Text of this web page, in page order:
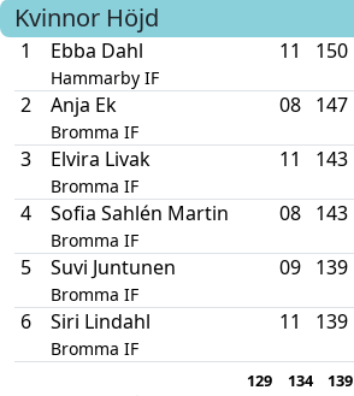
Kvinnor Höjd
1
Ebba Dahl
Hammarby IF
11 150
2 Anja Ek
Bromma IF
08 147
3 Elvira Livak
Bromma IF
11 143
4 Sofia Sahlén Martin
Bromma IF
08 143
5 Suvi Juntunen
Bromma IF
09 139
6 Siri Lindahl
Bromma IF
11 139
129 134 139